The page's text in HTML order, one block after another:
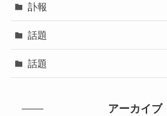
訃報
話題
話題
アーカイブ